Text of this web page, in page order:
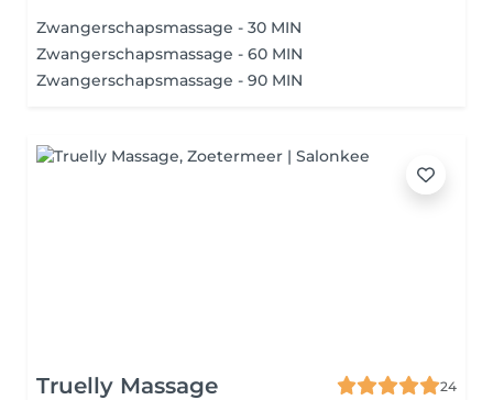
Zwangerschapsmassage - 30 MIN
Zwangerschapsmassage - 60 MIN
Zwangerschapsmassage - 90 MIN
Truelly Massage
24